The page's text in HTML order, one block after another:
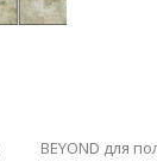
BEYOND для